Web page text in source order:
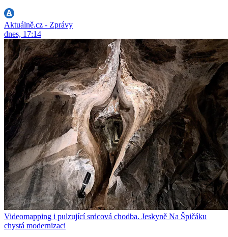
Aktuálně.cz - Zprávy
dnes, 17:14
Videomapping i pulzující srdcová chodba. Jeskyně Na Špičáku
chystá modernizaci